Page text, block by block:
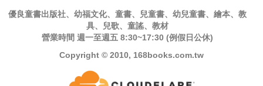
優良童書出版社、幼福文化、童書、兒童書、幼兒童書、繪本、教
具、兒歌、童謠、教材
營業時間 週一至週五 8:30~17:30 (例假日公休)
Copyright © 2010, 168books.com.tw